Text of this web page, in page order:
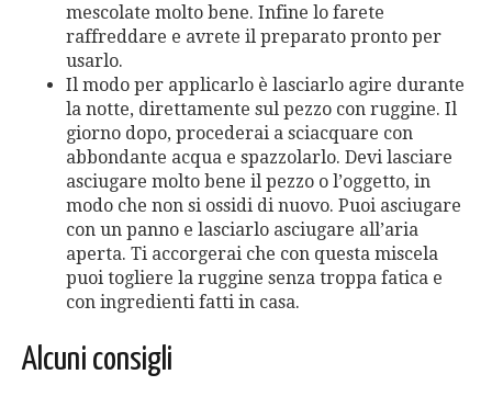
mescolate molto bene. Infine lo farete
raffreddare e avrete il preparato pronto per
usarlo.
Il modo per applicarlo è lasciarlo agire durante
la notte, direttamente sul pezzo con ruggine. Il
giorno dopo, procederai a sciacquare con
abbondante acqua e spazzolarlo. Devi lasciare
asciugare molto bene il pezzo o l’oggetto, in
modo che non si ossidi di nuovo. Puoi asciugare
con un panno e lasciarlo asciugare all’aria
aperta. Ti accorgerai che con questa miscela
puoi togliere la ruggine senza troppa fatica e
con ingredienti fatti in casa.
Alcuni consigli